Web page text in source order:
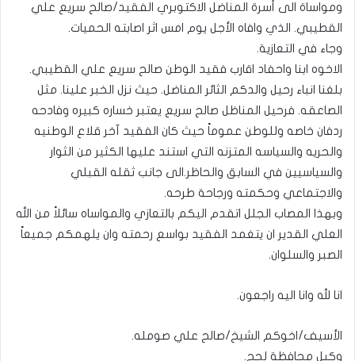
ومواساة الى أسرة المناضل الاكتوبري الفقيد/صالح سريع علي
القطيبي. الذي وافاه الأجل يوم امس اثر اصابته الحميات.
وجاء في التعازية.
الاخوه ابنا واحفاد اقارب فقيد الوطن صالح سريع علي القطيبي.
بلغنا انباء رحيل والدكم الثائر المناضل. حيث نزل الخبر علينا. مثل
الصاعقه. فرحيل المناظل صالح سريع يعتبر خساره كبيره وفادحه
ردفان خاصه وللوطن عموماً حيث كان الفقيد آخر قلاع الوطنيه
والحريه والسياسه المتزنه التي استند عليها الكثير من الثوار
والسياسيين في السابق والحاظر.الى جانب ثقله القبلي
والاجتماعي وحكمته ورجاحة طرحه.
وبهذا المصاب الجلل اتقدم اليكم بالتعازي والمواساه سائلاً من الله
العلي القدير ان يتغمد الفقيد بواسع رحمته وان يلهمكم جميعاً
الصبر والسلوان.
انا لله وانا اليه راجعون.
الأسيف/اخوكم الشيخ/صالح علي صومله.
وكيل محافظة لحج.